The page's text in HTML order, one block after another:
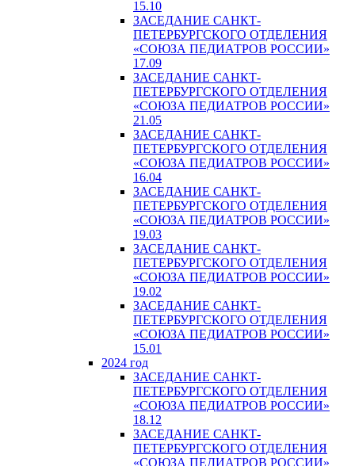
15.10
ЗАСЕДАНИЕ САНКТ-
ПЕТЕРБУРГСКОГО ОТДЕЛЕНИЯ
«СОЮЗА ПЕДИАТРОВ РОССИИ»
17.09
ЗАСЕДАНИЕ САНКТ-
ПЕТЕРБУРГСКОГО ОТДЕЛЕНИЯ
«СОЮЗА ПЕДИАТРОВ РОССИИ»
21.05
ЗАСЕДАНИЕ САНКТ-
ПЕТЕРБУРГСКОГО ОТДЕЛЕНИЯ
«СОЮЗА ПЕДИАТРОВ РОССИИ»
16.04
ЗАСЕДАНИЕ САНКТ-
ПЕТЕРБУРГСКОГО ОТДЕЛЕНИЯ
«СОЮЗА ПЕДИАТРОВ РОССИИ»
19.03
ЗАСЕДАНИЕ САНКТ-
ПЕТЕРБУРГСКОГО ОТДЕЛЕНИЯ
«СОЮЗА ПЕДИАТРОВ РОССИИ»
19.02
ЗАСЕДАНИЕ САНКТ-
ПЕТЕРБУРГСКОГО ОТДЕЛЕНИЯ
«СОЮЗА ПЕДИАТРОВ РОССИИ»
15.01
2024 год
ЗАСЕДАНИЕ САНКТ-
ПЕТЕРБУРГСКОГО ОТДЕЛЕНИЯ
«СОЮЗА ПЕДИАТРОВ РОССИИ»
18.12
ЗАСЕДАНИЕ САНКТ-
ПЕТЕРБУРГСКОГО ОТДЕЛЕНИЯ
«СОЮЗА ПЕДИАТРОВ РОССИИ»